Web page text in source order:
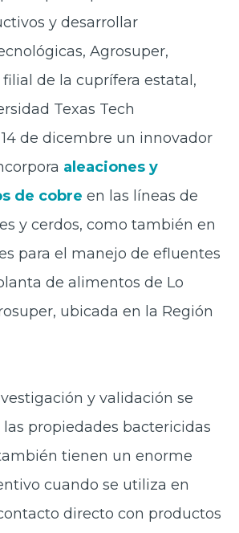
y desarrollar
Agrosuper,
filial de la cuprífera estatal,
Texas Tech
de dicembre un innovador
aleaciones y
de cobre en las líneas de
y cerdos, como también en
para el manejo de efluentes
de alimentos de Lo
ubicada en la Región
y validación se
propiedades bactericidas
tienen un enorme
cuando se utiliza en
directo con productos